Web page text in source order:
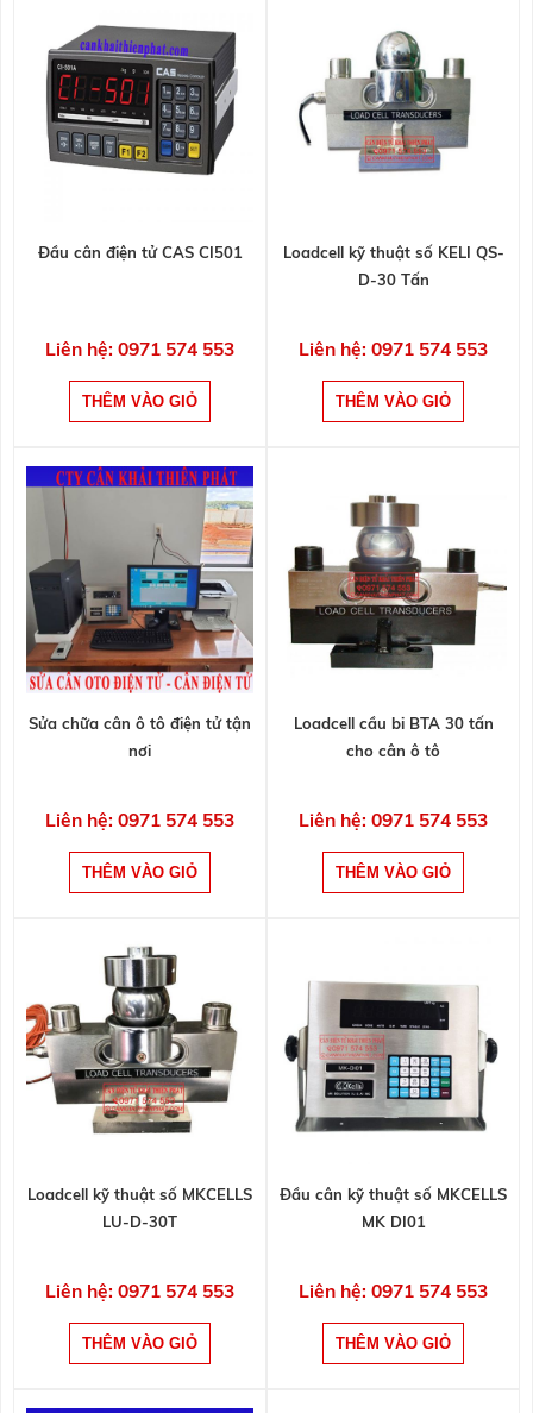
Đầu cân điện tử CAS CI501
Liên hệ: 0971 574 553
Loadcell kỹ thuật số KELI QS-
D-30 Tấn
Liên hệ: 0971 574 553
Sửa chữa cân ô tô điện tử tận
nơi
Liên hệ: 0971 574 553
Loadcell cầu bi BTA 30 tấn
cho cân ô tô
Liên hệ: 0971 574 553
Loadcell kỹ thuật số MKCELLS
LU-D-30T
Liên hệ: 0971 574 553
Đầu cân kỹ thuật số MKCELLS
MK DI01
Liên hệ: 0971 574 553